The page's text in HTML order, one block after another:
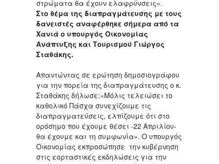
στρώματα θα έχουν ελαφρύνσεις».
Στο θέμα της διαπραγμάτευσης με τους
δανειστές αναφέρθηκε σήμερα από τα
Χανιά ο υπουργός Οικονομίας
Ανάπτυξης και Τουρισμού Γιώργος
Σταθάκης.
Απαντώντας σε ερώτηση δημοσιογράφου
για την πορεία της διαπραγμάτευσης ο κ.
Σταθάκης δήλωσε:«Μόλις τελειώσει το
καθολικό Πάσχα συνεχίζουμε τις
διαπραγματεύσεις, ελπίζουμε ότι στο
ορόσημο που έχουμε θέσει -22 Απριλίου-
θα έχουμε και τη συμφωνία». Ο υπουργός
Οικονομίας εκπροσώπησε την κυβέρνηση
στις εορταστικές εκδηλώσεις για την